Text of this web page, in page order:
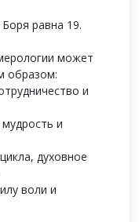
равна 19.
может
образом:
и
и
духовное
воли и